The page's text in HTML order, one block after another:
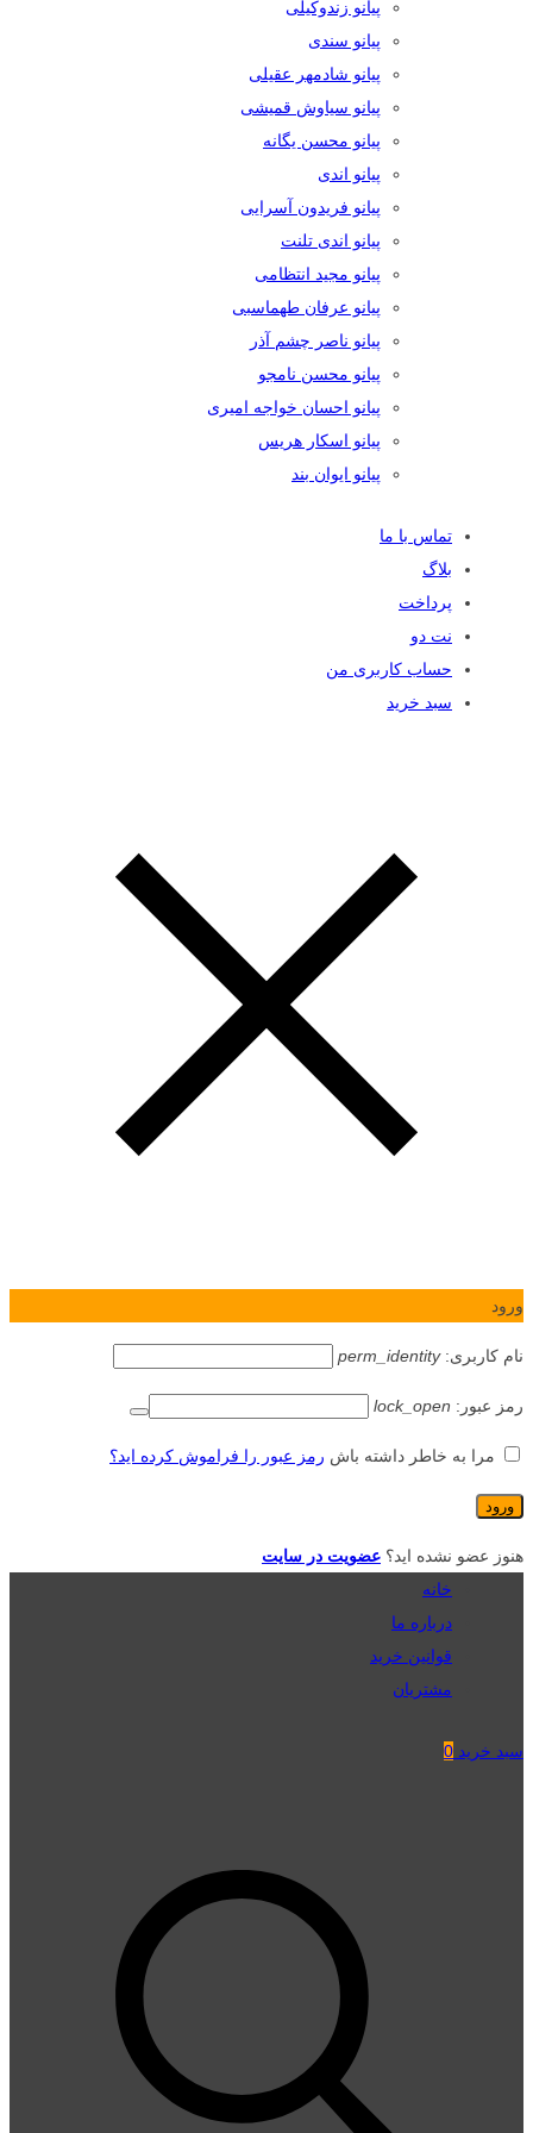
پیانو زندوکیلی
پیانو سندی
پیانو شادمهر عقیلی
پیانو سیاوش قمیشی
پیانو محسن یگانه
پیانو اندی
پیانو فریدون آسرایی
پیانو اندی تلنت
پیانو مجید انتظامی
پیانو عرفان طهماسبی
پیانو ناصر چشم آذر
پیانو محسن نامجو
پیانو احسان خواجه امیری
پیانو اسکار هریس
پیانو ایوان بند
تماس با ما
بلاگ
پرداخت
نت دو
حساب کاربری من
سبد خرید
ورود
نام کاربری:perm_identity
رمز عبور: lock_open
مرا به خاطر داشته باش رمز عبور را فراموش کرده اید؟
هنوز عضو نشده اید؟ عضویت در سایت
خانه
درباره ما
قوانین خرید
مشتریان
سبد خرید 0